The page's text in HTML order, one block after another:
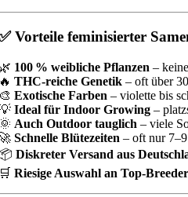
Vorteile feminisierter
100 % weibliche Pflanzen –
THC-reiche Genetik – oft über
Exotische Farben – violette bis
Ideal für Indoor Growing –
Auch Outdoor tauglich – viele
Schnelle Blütezeiten – oft nur
Diskreter Versand aus
Riesige Auswahl an Top-